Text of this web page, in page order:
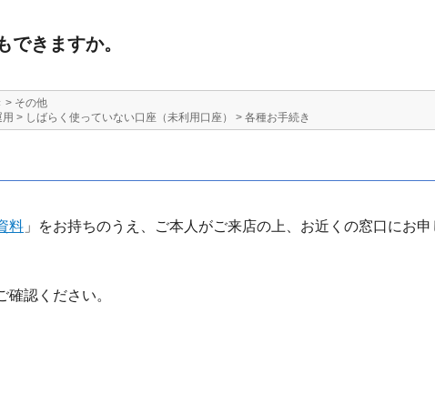
できますか。
> その他
> しばらく使っていない口座（未利用口座） > 各種お手続き
料 」をお持ちのうえ、ご本人がご来店の上、お近くの窓口にお
確認ください。